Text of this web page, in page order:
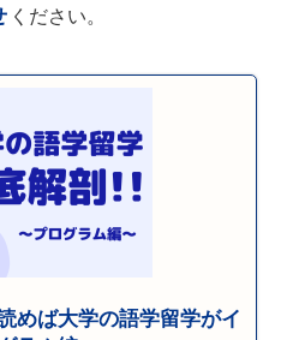
ください。
めば大学の語学留学がイ